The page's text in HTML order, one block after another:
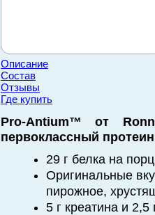
Описание
Состав
Отзывы
Где купить
Pro-Antium™ от
первоклассный
29 г белка на
Оригинальные
пирожное,
5 г креатина и